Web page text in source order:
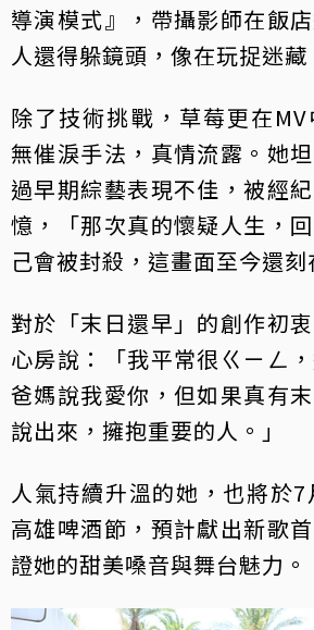
導演模式』，帶攝影師在飯
人還得躲鏡頭，像在玩捉迷藏
除了技術挑戰，草莓更在
無催淚手法，真情流露。她
過早期綜藝表現不佳，被經
憶，「那次真的懷疑人生，
己會被封殺，這畫面至今還刻
對於「末日還早」的創作初
心房說：「我平常很ㄍㄧㄥ
爸媽說我愛你，但如果真有
說出來，擁抱重要的人。」
人氣持續升溫的她，也將於
高雄啤酒節，預計獻出新歌
證她的甜美嗓音與舞台魅力。